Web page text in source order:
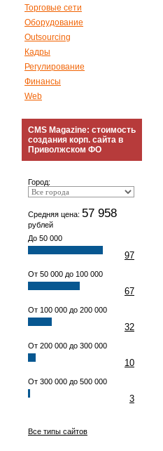
Торговые сети
Оборудование
Outsourcing
Кадры
Регулирование
Финансы
Web
CMS Magazine: стоимость
создания корп. сайта в
Приволжском ФО
Город:
Средняя цена: 57 958
рублей
До 50 000
97
От 50 000 до 100 000
67
От 100 000 до 200 000
32
От 200 000 до 300 000
10
От 300 000 до 500 000
3
Все типы сайтов